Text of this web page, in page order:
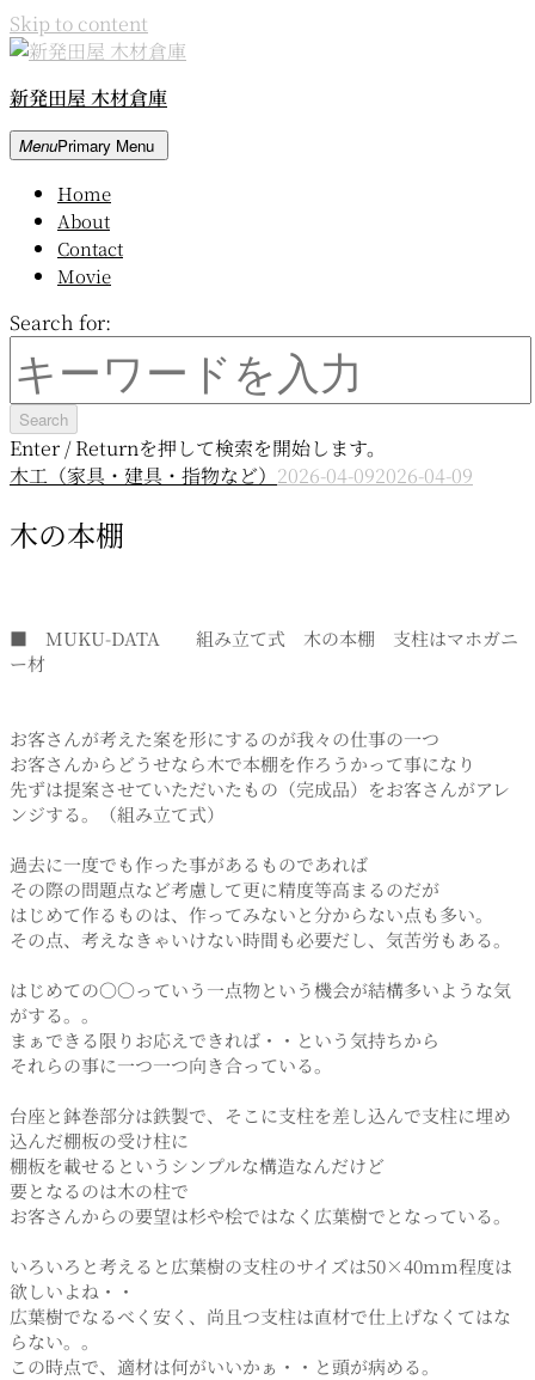
Skip to content
新発田屋 木材倉庫
MenuPrimary Menu
Home
About
Contact
Movie
Search for:
Enter / Returnを押して検索を開始します。
木工（家具・建具・指物など） 2026-04-092026-04-09
木の本棚
■ MUKU-DATA 組み立て式 木の本棚 支柱はマホガニ
ー材
お客さんが考えた案を形にするのが我々の仕事の一つ
お客さんからどうせなら木で本棚を作ろうかって事になり
先ずは提案させていただいたもの（完成品）をお客さんがアレ
ンジする。（組み立て式）
過去に一度でも作った事があるものであれば
その際の問題点など考慮して更に精度等高まるのだが
はじめて作るものは、作ってみないと分からない点も多い。
その点、考えなきゃいけない時間も必要だし、気苦労もある。
はじめての〇〇っていう一点物という機会が結構多いような気
がする。。
まぁできる限りお応えできれば・・という気持ちから
それらの事に一つ一つ向き合っている。
台座と鉢巻部分は鉄製で、そこに支柱を差し込んで支柱に埋め
込んだ棚板の受け柱に
棚板を載せるというシンプルな構造なんだけど
要となるのは木の柱で
お客さんからの要望は杉や桧ではなく広葉樹でとなっている。
いろいろと考えると広葉樹の支柱のサイズは50×40mm程度は
欲しいよね・・
広葉樹でなるべく安く、尚且つ支柱は直材で仕上げなくてはな
らない。。
この時点で、適材は何がいいかぁ・・と頭が病める。